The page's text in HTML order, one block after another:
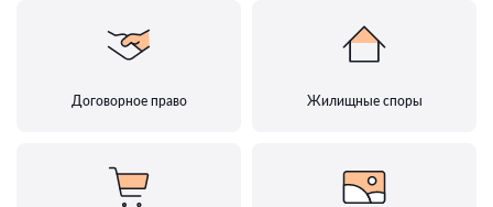
Договорное право Жилищные споры